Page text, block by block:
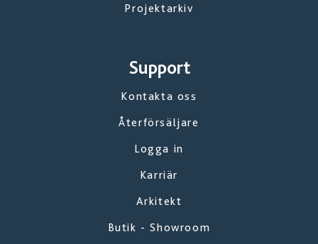
Projektarkiv
Support
Kontakta oss
Återförsäljare
Logga in
Karriär
Arkitekt
Butik - Showroom